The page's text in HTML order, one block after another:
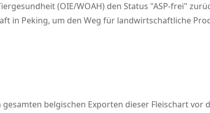
(OIE/WOAH) den Status ASP-frei
in Peking, um den Weg für landwirtschaftliche
belgischen Exporten dieser Fleischart vor